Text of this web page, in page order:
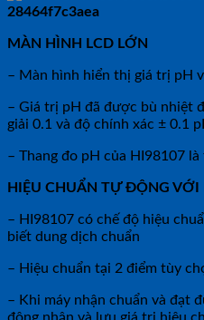
MÀN HÌNH LCD LỚN
– Màn hình hiển thị giá trị pH
– Giá trị pH đã được bù nhiệt
giải 0.1 và độ chính xác ± 0.1
– Thang đo pH của HI98107
HIỆU CHUẨN TỰ ĐỘNG VỚI
– HI98107 có chế độ hiệu
biết dung dịch chuẩn
– Hiệu chuẩn tại 2 điểm tùy
– Khi máy nhận chuẩn và đạt